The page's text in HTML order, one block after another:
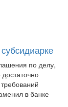
в банке